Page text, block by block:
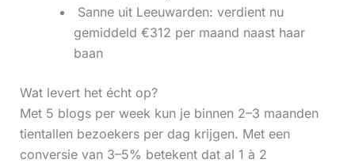
‍ Sanne uit Leeuwarden: verdient nu
gemiddeld €312 per maand naast haar
baan
Wat levert het écht op?
Met 5 blogs per week kun je binnen 2–3 maanden
tientallen bezoekers per dag krijgen. Met een
conversie van 3–5% betekent dat al 1 à 2